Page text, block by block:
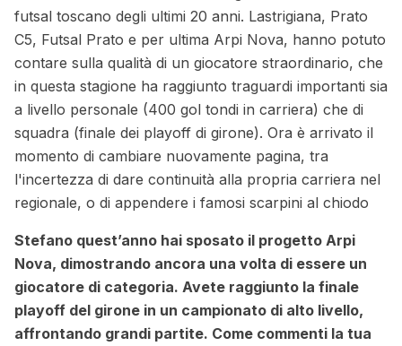
futsal toscano degli ultimi 20 anni. Lastrigiana, Prato
C5, Futsal Prato e per ultima Arpi Nova, hanno potuto
contare sulla qualità di un giocatore straordinario, che
in questa stagione ha raggiunto traguardi importanti sia
a livello personale (400 gol tondi in carriera) che di
squadra (finale dei playoff di girone). Ora è arrivato il
momento di cambiare nuovamente pagina, tra
l'incertezza di dare continuità alla propria carriera nel
regionale, o di appendere i famosi scarpini al chiodo
Stefano quest’anno hai sposato il progetto Arpi
Nova, dimostrando ancora una volta di essere un
giocatore di categoria. Avete raggiunto la finale
playoff del girone in un campionato di alto livello,
affrontando grandi partite. Come commenti la tua